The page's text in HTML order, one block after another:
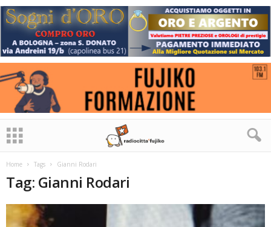
Home Tags Gianni Rodari
Tag: Gianni Rodari